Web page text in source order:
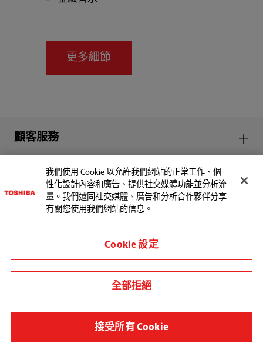
更多細節
顧客服務
使用規範
Cookie Preferences
Copyright© 2026 MIRAI LIFESTYLE INC., All Rights
Reserved.
我們使用 Cookie 以允許我們網站的正常工作、個
性化設計內容和廣告、提供社交媒體功能並分析流
量。我們還同社交媒體、廣告和分析合作夥伴分享
有關您使用我們網站的信息。
Cookie 設定
全部拒絕
接受所有 Cookie